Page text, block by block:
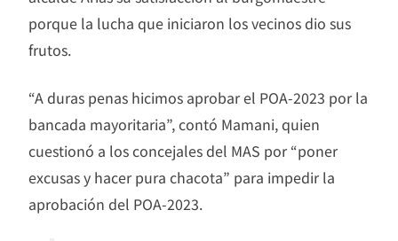
porque la lucha que iniciaron los vecinos dio sus
frutos.
“A duras penas hicimos aprobar el POA-2023 por la
bancada mayoritaria”, contó Mamani, quien
cuestionó a los concejales del MAS por “poner
excusas y hacer pura chacota” para impedir la
aprobación del POA-2023.